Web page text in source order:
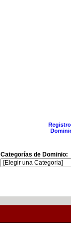
Categorías de Dominio: